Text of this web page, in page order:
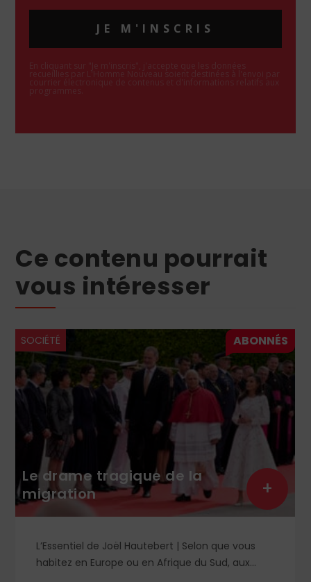
JE M'INSCRIS
En cliquant sur "Je m'inscris", j'accepte que les données
recueillies par L'Homme Nouveau soient destinées à l'envoi par
courrier électronique de contenus et d'informations relatifs aux
programmes.
Ce contenu pourrait
vous intéresser
tragique de la
de Joël Hautebert | Selon que vous
Europe ou en Afrique du Sud, aux
+
SOCIÉTÉ
Le
pensée
férule de
Que
l’Arcom ?